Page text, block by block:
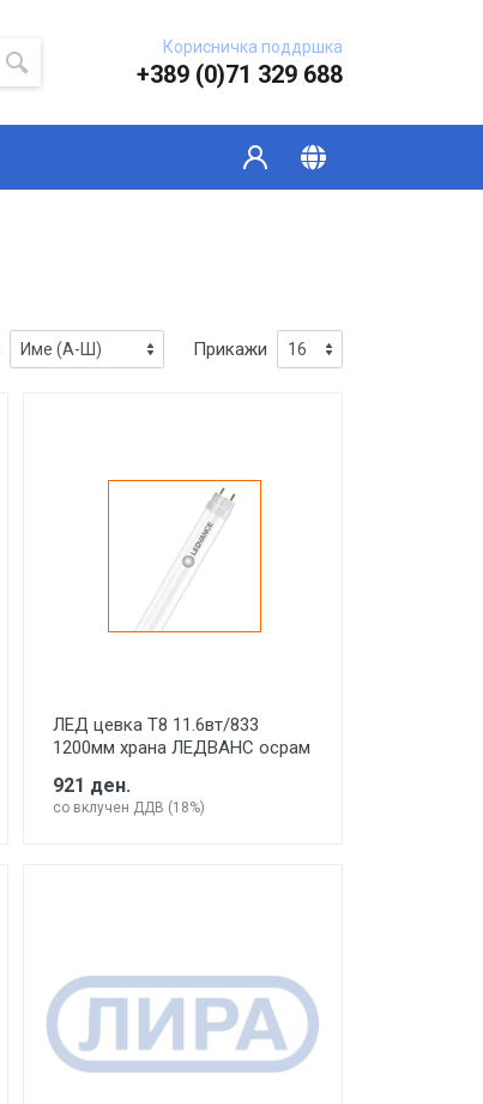
Корисничка поддршка
+389 (0)71 329 688
Прикажи
ЛЕД цевка Т8 11.6вт/833
1200мм храна ЛЕДВАНС осрам
921 ден.
со вклучен ДДВ (18%)